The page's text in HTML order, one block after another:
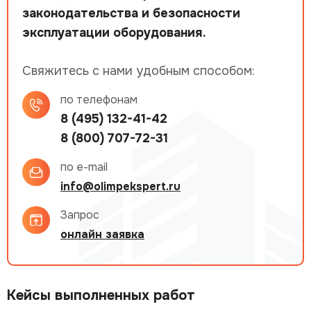
законодательства и безопасности
эксплуатации оборудования.
Свяжитесь с нами удобным способом:
по телефонам
8 (495) 132-41-42
8 (800) 707-72-31
по e-mail
info@olimpekspert.ru
Запрос
онлайн заявка
Кейсы выполненных работ